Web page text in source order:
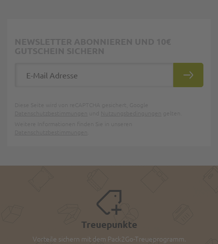
Treuepunkte
Vorteile sichern mit dem Pack2Go-Treueprogramm.